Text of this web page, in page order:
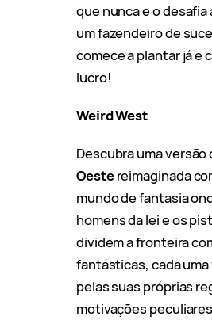
que nunca e o desafia
um fazendeiro de
comece a plantar já e
lucro!
Weird West
Descubra uma versão
Oestereimaginada
mundo de fantasia
homens da lei e os
dividem a fronteira
fantásticas, cada
pelas suas próprias
motivações